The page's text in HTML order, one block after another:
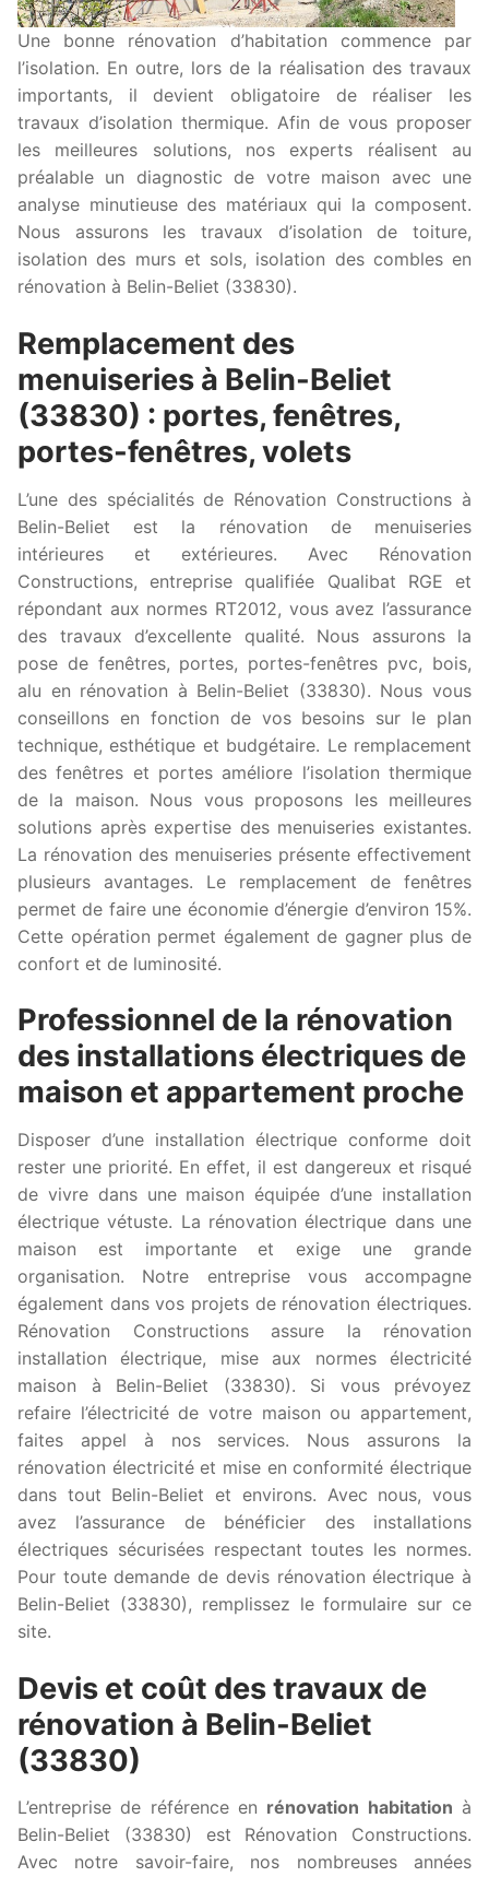
Une bonne rénovation d’habitation commence par
l’isolation. En outre, lors de la réalisation des travaux
importants, il devient obligatoire de réaliser les
travaux d’isolation thermique. Afin de vous proposer
les meilleures solutions, nos experts réalisent au
préalable un diagnostic de votre maison avec une
analyse minutieuse des matériaux qui la composent.
Nous assurons les travaux d’isolation de toiture,
isolation des murs et sols, isolation des combles en
rénovation à Belin-Beliet (33830).
Remplacement des
menuiseries à Belin-Beliet
(33830) : portes, fenêtres,
portes-fenêtres, volets
L’une des spécialités de Rénovation Constructions à
Belin-Beliet est la rénovation de menuiseries
intérieures et extérieures. Avec Rénovation
Constructions, entreprise qualifiée Qualibat RGE et
répondant aux normes RT2012, vous avez l’assurance
des travaux d’excellente qualité. Nous assurons la
pose de fenêtres, portes, portes-fenêtres pvc, bois,
alu en rénovation à Belin-Beliet (33830). Nous vous
conseillons en fonction de vos besoins sur le plan
technique, esthétique et budgétaire. Le remplacement
des fenêtres et portes améliore l’isolation thermique
de la maison. Nous vous proposons les meilleures
solutions après expertise des menuiseries existantes.
La rénovation des menuiseries présente effectivement
plusieurs avantages. Le remplacement de fenêtres
permet de faire une économie d’énergie d’environ 15%.
Cette opération permet également de gagner plus de
confort et de luminosité.
Professionnel de la rénovation
des installations électriques de
maison et appartement proche
Disposer d’une installation électrique conforme doit
rester une priorité. En effet, il est dangereux et risqué
de vivre dans une maison équipée d’une installation
électrique vétuste. La rénovation électrique dans une
maison est importante et exige une grande
organisation. Notre entreprise vous accompagne
également dans vos projets de rénovation électriques.
Rénovation Constructions assure la rénovation
installation électrique, mise aux normes électricité
maison à Belin-Beliet (33830). Si vous prévoyez
refaire l’électricité de votre maison ou appartement,
faites appel à nos services. Nous assurons la
rénovation électricité et mise en conformité électrique
dans tout Belin-Beliet et environs. Avec nous, vous
avez l’assurance de bénéficier des installations
électriques sécurisées respectant toutes les normes.
Pour toute demande de devis rénovation électrique à
Belin-Beliet (33830), remplissez le formulaire sur ce
site.
Devis et coût des travaux de
rénovation à Belin-Beliet
(33830)
L’entreprise de référence en rénovation habitation à
Belin-Beliet (33830) est Rénovation Constructions.
Avec notre savoir-faire, nos nombreuses années